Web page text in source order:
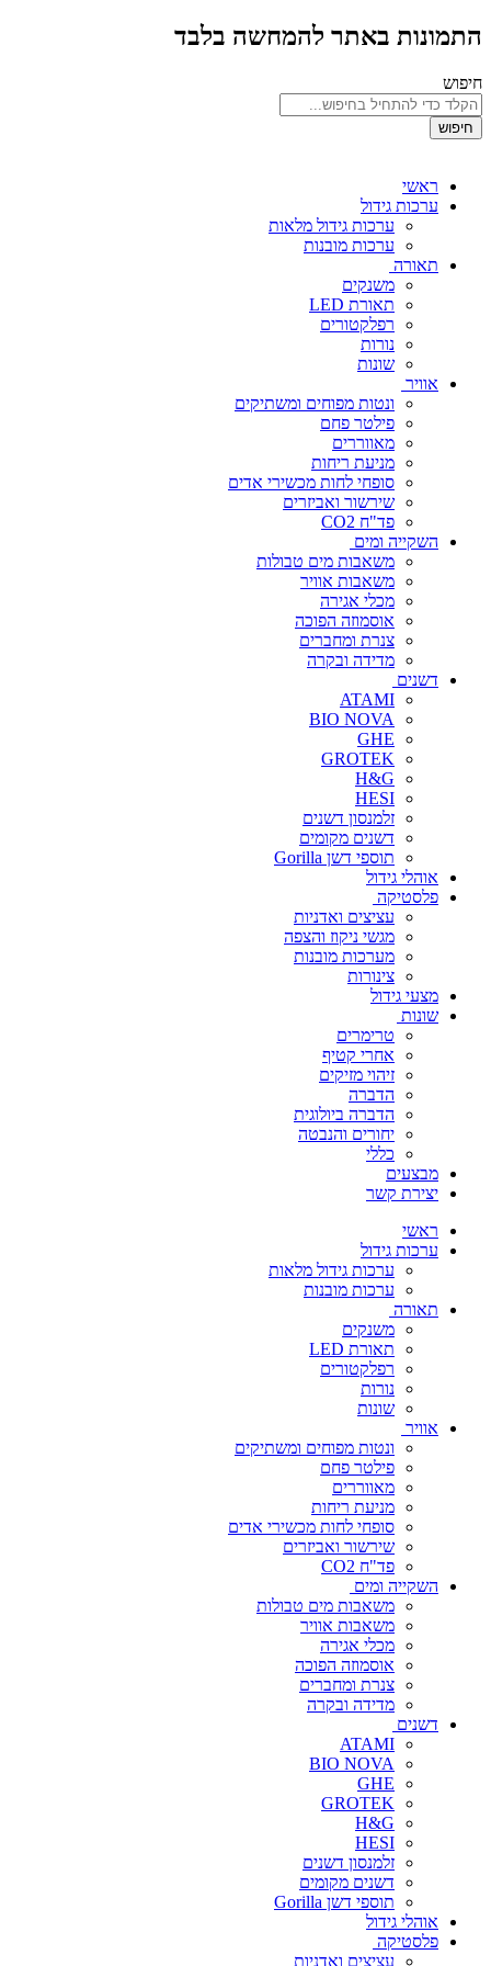
התמונות באתר להמחשה בלבד
חיפוש
חיפוש
ראשי
ערכות גידול
ערכות גידול מלאות
ערכות מובנות
תאורה
משנקים
תאורת LED
רפלקטורים
נורות
שונות
אוויר
ונטות מפוחים ומשתיקים
פילטר פחם
מאווררים
מניעת ריחות
סופחי לחות מכשירי אדים
שירשור ואביזרים
פד"ח CO2
השקייה ומים
משאבות מים טבולות
משאבות אוויר
מכלי אגירה
אוסמוזה הפוכה
צנרת ומחברים
מדידה ובקרה
דשנים
ATAMI
BIO NOVA
GHE
GROTEK
H&G
HESI
זלמנסון דשנים
דשנים מקומים
תוספי דשן Gorilla
אוהלי גידול
פלסטיקה
עציצים ואדניות
מגשי ניקוז והצפה
מערכות מובנות
צינורות
מצעי גידול
שונות
טרימרים
אחרי קטיף
זיהוי מזיקים
הדברה
הדברה ביולוגית
יחורים והנבטה
כללי
מבצעים
יצירת קשר
ראשי
ערכות גידול
ערכות גידול מלאות
ערכות מובנות
תאורה
משנקים
תאורת LED
רפלקטורים
נורות
שונות
אוויר
ונטות מפוחים ומשתיקים
פילטר פחם
מאווררים
מניעת ריחות
סופחי לחות מכשירי אדים
שירשור ואביזרים
פד"ח CO2
השקייה ומים
משאבות מים טבולות
משאבות אוויר
מכלי אגירה
אוסמוזה הפוכה
צנרת ומחברים
מדידה ובקרה
דשנים
ATAMI
BIO NOVA
GHE
GROTEK
H&G
HESI
זלמנסון דשנים
דשנים מקומים
תוספי דשן Gorilla
אוהלי גידול
פלסטיקה
עציצים ואדניות